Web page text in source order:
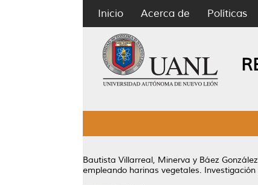
Inicio Acerca de Políticas
Bautista Villarreal, Minerva y Báez
empleando harinas vegetales.